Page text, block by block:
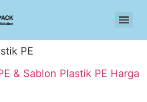
PE
& Sablon Plastik PE Harga